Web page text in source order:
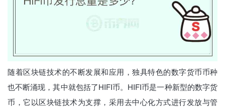
随着区块链技术的不断发展和应用，独具特色的数字货币币种
也不断涌现，其中就包括了HIFI币。HIFI币是一种新型的数字货
币，它以区块链技术为支撑，采用去中心化方式进行发放与管